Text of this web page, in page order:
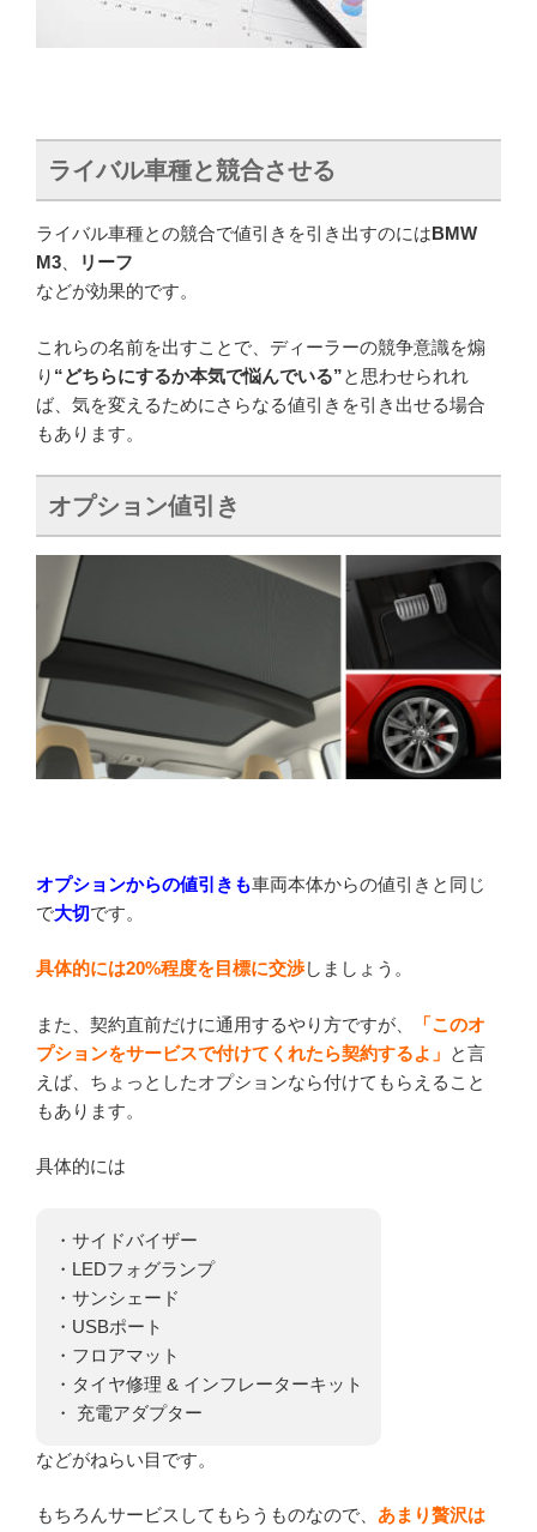
ライバル車種と競合させる
ライバル車種との競合で値引きを引き出すのにはBMW
M3、
リーフ
などが効果的です。
これらの名前を出すことで、ディーラーの競争意識を煽
り “どちらにするか本気で悩んでいる”と思わせられれ
ば、気を変えるためにさらなる値引きを引き出せる場合
もあります。
オプション値引き
オプションからの値引きも車両本体からの値引きと同じ
で大切です。
具体的には20%程度を目標に交渉しましょう。
また、契約直前だけに通用するやり方ですが、
「このオ
プションをサービスで付けてくれたら契約するよ」 と言
えば、ちょっとしたオプションなら付けてもらえること
もあります。
具体的には
・サイドバイザー
・LEDフォグランプ
・サンシェード
・USBポート
・フロアマット
・タイヤ修理 & インフレーターキット
・ 充電アダプター
などがねらい目です。
もちろんサービスしてもらうものなので、 あまり贅沢は